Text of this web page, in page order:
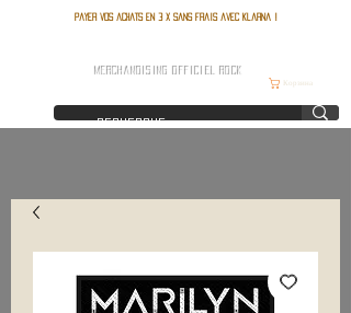
Payer vos achats en 3 x sans frais avec Klarna !
Корзина
MERCHANDISING OFFICIEL ROCK